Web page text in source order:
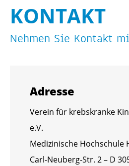
KON­TAKT
Neh­men Sie Kon­takt
Adres­se
Ver­ein für krebs­kran­ke
e.V.
Me­di­zi­ni­sche Hoch­schu­le
Carl-Neu­berg-Str. 2 – D